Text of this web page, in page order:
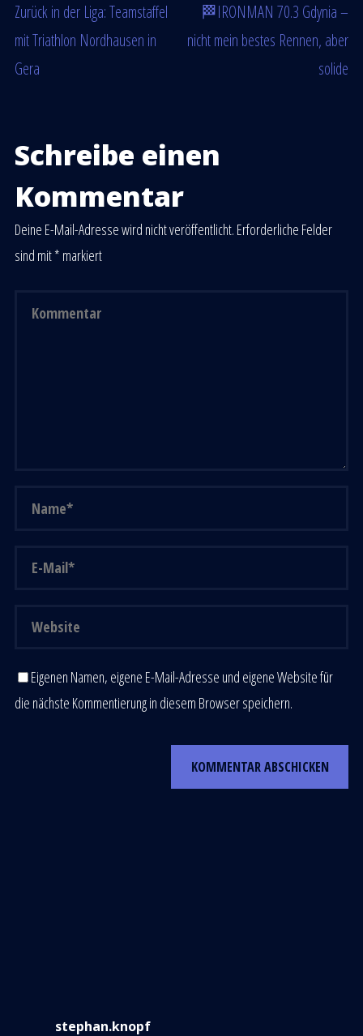
Zurück in der Liga: Teamstaffel
mit Triathlon Nordhausen in
Gera
🏁IRONMAN 70.3 Gdynia –
nicht mein bestes Rennen, aber
solide
Schreibe einen
Kommentar
Deine E-Mail-Adresse wird nicht veröffentlicht. Erforderliche Felder
sind mit* markiert
Eigenen Namen, eigene E-Mail-Adresse und eigene Website für
die nächste Kommentierung in diesem Browser speichern.
stephan.knopf